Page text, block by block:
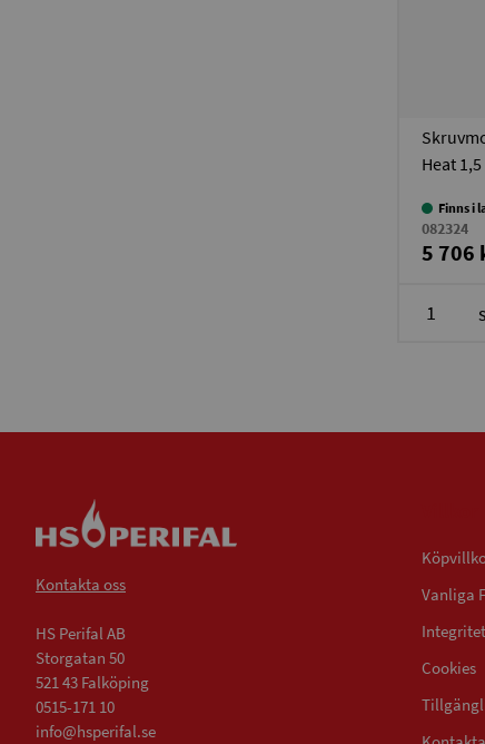
Heat 1,5
Finns i
082324
5 706
Kontakta oss
HS Perifal AB
Storgatan 50
521 43 Falköping
0515-171 10
info@hsperifal.se
Vanliga
Cookies